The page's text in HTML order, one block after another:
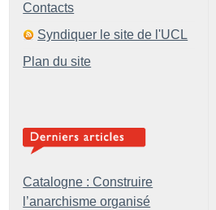
Contacts
Syndiquer le site de l'UCL
Plan du site
Catalogne : Construire
l’anarchisme organisé